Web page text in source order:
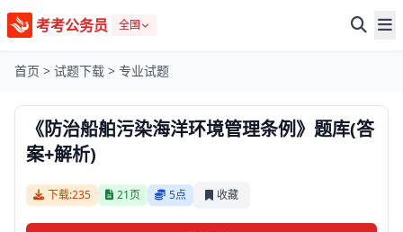
考考公务员 全国
首页 > 试题下载 > 专业试题
《防治船舶污染海洋环境管理条例》题库(答
案+解析)
下载:235 21页 5点 收藏